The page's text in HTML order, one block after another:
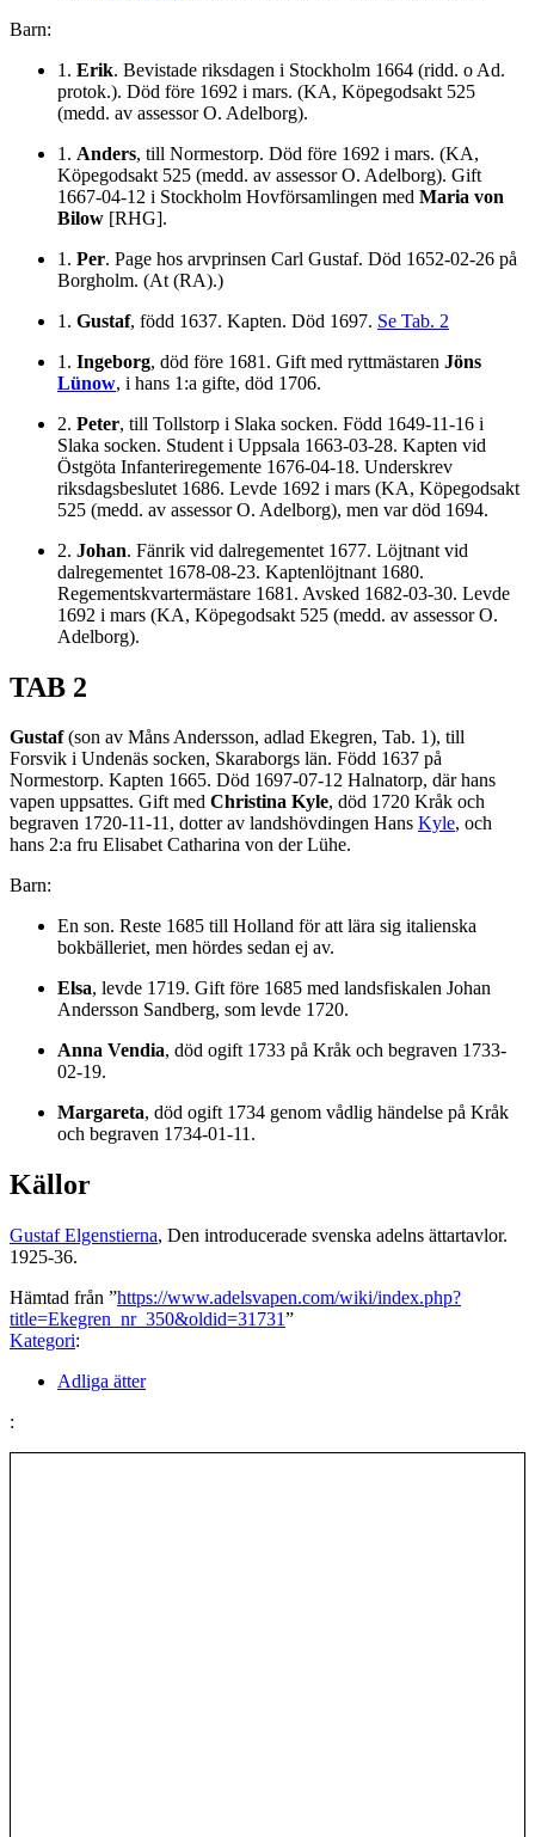
Barn:
1. Erik. Bevistade riksdagen i Stockholm 1664 (ridd. o Ad.
protok.). Död före 1692 i mars. (KA, Köpegodsakt 525
(medd. av assessor O. Adelborg).
1. Anders, till Normestorp. Död före 1692 i mars. (KA,
Köpegodsakt 525 (medd. av assessor O. Adelborg). Gift
1667-04-12 i Stockholm Hovförsamlingen med Maria von
Bilow [RHG].
1. Per. Page hos arvprinsen Carl Gustaf. Död 1652-02-26 på
Borgholm. (At (RA).)
1. Gustaf, född 1637. Kapten. Död 1697. Se Tab. 2
1. Ingeborg, död före 1681. Gift med ryttmästaren Jöns
Lünow, i hans 1:a gifte, död 1706.
2. Peter, till Tollstorp i Slaka socken. Född 1649-11-16 i
Slaka socken. Student i Uppsala 1663-03-28. Kapten vid
Östgöta Infanteriregemente 1676-04-18. Underskrev
riksdagsbeslutet 1686. Levde 1692 i mars (KA, Köpegodsakt
525 (medd. av assessor O. Adelborg), men var död 1694.
2. Johan. Fänrik vid dalregementet 1677. Löjtnant vid
dalregementet 1678-08-23. Kaptenlöjtnant 1680.
Regementskvartermästare 1681. Avsked 1682-03-30. Levde
1692 i mars (KA, Köpegodsakt 525 (medd. av assessor O.
Adelborg).
TAB 2
Gustaf(son av Måns Andersson, adlad Ekegren, Tab. 1), till
Forsvik i Undenäs socken, Skaraborgs län. Född 1637 på
Normestorp. Kapten 1665. Död 1697-07-12 Halnatorp, där hans
vapen uppsattes. Gift med Christina Kyle, död 1720 Kråk och
begraven 1720-11-11, dotter av landshövdingen Hans Kyle, och
hans 2:a fru Elisabet Catharina von der Lühe.
Barn:
En son. Reste 1685 till Holland för att lära sig italienska
bokbälleriet, men hördes sedan ej av.
Elsa, levde 1719. Gift före 1685 med landsfiskalen Johan
Andersson Sandberg, som levde 1720.
Anna Vendia, död ogift 1733 på Kråk och begraven 1733-
02-19.
Margareta, död ogift 1734 genom vådlig händelse på Kråk
och begraven 1734-01-11.
Källor
Gustaf Elgenstierna, Den introducerade svenska adelns ättartavlor.
1925-36.
Hämtad från ”https://www.adelsvapen.com/wiki/index.php?
title=Ekegren_nr_350&oldid=31731”
Kategori:
Adliga ätter
: